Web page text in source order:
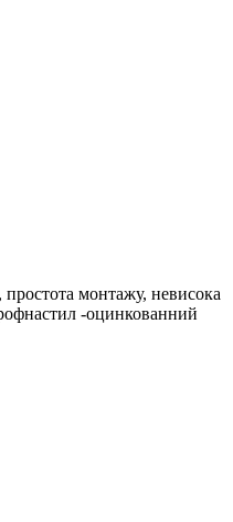
монтажу, невисока
-оцинкованний